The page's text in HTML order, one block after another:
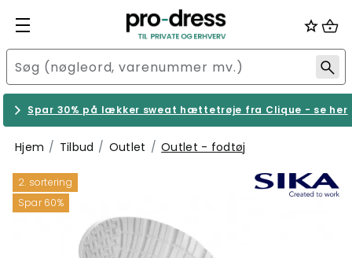
Spar 30% på lækker sweat hættetrøje fra Clique - se her
Hjem Tilbud Outlet Outlet - fodtøj
2. sortering
Spar 60%